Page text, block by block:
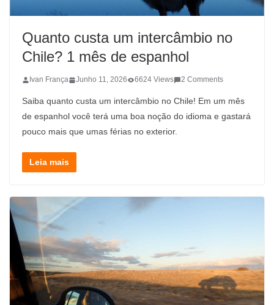
Quanto custa um intercâmbio no
Chile? 1 mês de espanhol
Ivan França Junho 11, 2026 6624 Views 2 Comments
Saiba quanto custa um intercâmbio no Chile! Em um mês
de espanhol você terá uma boa noção do idioma e gastará
pouco mais que umas férias no exterior.
Leia mais